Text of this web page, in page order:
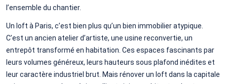
l’ensemble du chantier.
Un loft à Paris, c’est bien plus qu’un bien immobilier atypique.
C’est un ancien atelier d’artiste, une usine reconvertie, un
entrepôt transformé en habitation. Ces espaces fascinants par
leurs volumes généreux, leurs hauteurs sous plafond inédites et
leur caractère industriel brut. Mais rénover un loft dans la capitale